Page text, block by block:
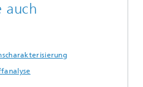
auch